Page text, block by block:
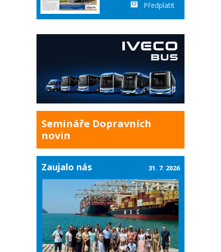
Předplatit
Semináře Dopravních
novin
Zaujalo nás 31. 7. 2026